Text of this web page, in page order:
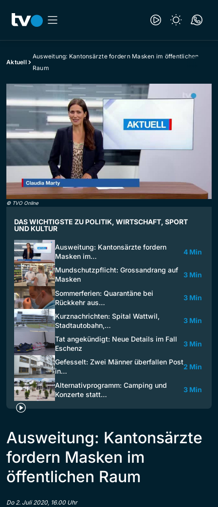
Aktuell
Ausweitung: Kantonsärzte fordern Masken im öffentlichen
Raum
© TVO Online
DAS WICHTIGSTE ZU POLITIK, WIRTSCHAFT, SPORT
UND KULTUR
Ausweitung: Kantonsärzte fordern
Masken im…
4 Min
Mundschutzpflicht: Grossandrang auf
Masken
3 Min
Sommerferien: Quarantäne bei
Rückkehr aus…
3 Min
Kurznachrichten: Spital Wattwil,
Stadtautobahn,…
3 Min
Tat angekündigt: Neue Details im Fall
Eschenz
3 Min
Gefesselt: Zwei Männer überfallen Post
in…
2 Min
Alternativprogramm: Camping und
Konzerte statt…
3 Min
Ausweitung: Kantonsärzte
fordern Masken im
öffentlichen Raum
Do 2. Juli 2020, 16.00 Uhr